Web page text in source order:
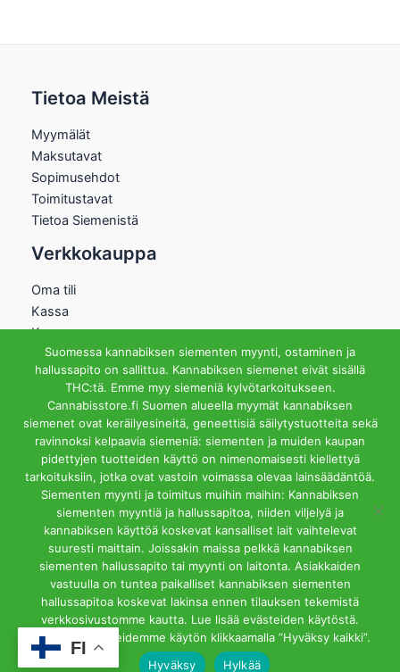
Tietoa Meistä
Myymälät
Maksutavat
Sopimusehdot
Toimitustavat
Tietoa Siemenistä
Verkkokauppa
Oma tili
Kassa
Kauppa
Ostoskori
Helsingin Myymälä
Aukioloajat
Ma-Pe 12-18 La 12-15
Riihipellonkuja 3, 00390
Helsinki
info@cannabisstore.fi
Cannabisstore.fi | Kannabiksen Siemeniä Verkkokaupasta ja
Kivijalkamyymälästä. Helsinki
FI
Suomessa kannabiksen siementen myynti, ostaminen ja
hallussapito on sallittua. Kannabiksen siemenet eivät sisällä
THC:tä. Emme myy siemeniä kylvötarkoitukseen.
Cannabisstore.fi Suomen alueella myymät kannabiksen
siemenet ovat keräilyesineitä, geneettisiä säilytystuotteita sekä
ravinnoksi kelpaavia siemeniä: siementen ja muiden kaupan
pidettyjen tuotteiden käyttö on nimenomaisesti kiellettyä
tarkoituksiin, jotka ovat vastoin voimassa olevaa lainsäädäntöä.
Siementen myynti ja toimitus muihin maihin: Kannabiksen
siementen myyntiä ja hallussapitoa, niiden viljelyä ja
kannabiksen käyttöä koskevat kansalliset lait vaihtelevat
suuresti maittain. Joissakin maissa pelkkä kannabiksen
siementen hallussapito tai myynti on laitonta. Asiakkaiden
vastuulla on tuntea paikalliset kannabiksen siementen
hallussapitoa koskevat lakinsa ennen tilauksen tekemistä
verkkosivustomme kautta. Lue lisää evästeiden käytöstä.
Hyväksyt evästeidemme käytön klikkaamalla ”Hyväksy kaikki”.
Hyväksy
Hylkää